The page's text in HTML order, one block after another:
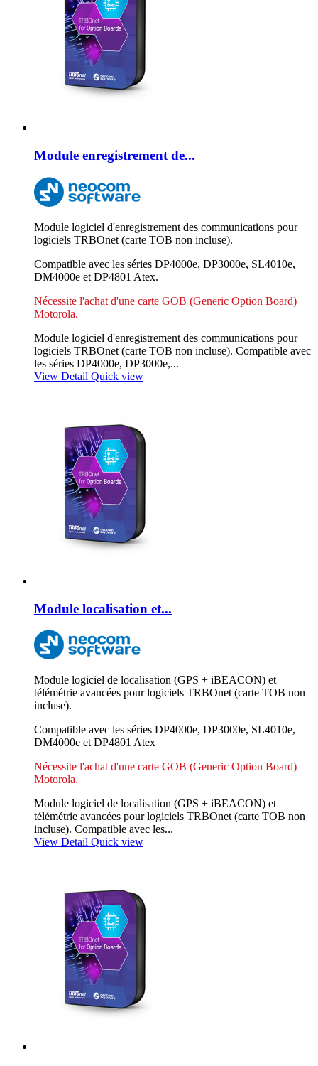
Module enregistrement de...
Module logiciel d'enregistrement des communications pour
logiciels TRBOnet (carte TOB non incluse).
Compatible avec les séries DP4000e, DP3000e, SL4010e,
DM4000e et DP4801 Atex.
Nécessite l'achat d'une carte GOB (Generic Option Board)
Motorola.
Module logiciel d'enregistrement des communications pour
logiciels TRBOnet (carte TOB non incluse). Compatible avec
les séries DP4000e, DP3000e,...
View Detail Quick view
Module localisation et...
Module logiciel de localisation (GPS + iBEACON) et
télémétrie avancées pour logiciels TRBOnet (carte TOB non
incluse).
Compatible avec les séries DP4000e, DP3000e, SL4010e,
DM4000e et DP4801 Atex
Nécessite l'achat d'une carte GOB (Generic Option Board)
Motorola.
Module logiciel de localisation (GPS + iBEACON) et
télémétrie avancées pour logiciels TRBOnet (carte TOB non
incluse). Compatible avec les...
View Detail Quick view